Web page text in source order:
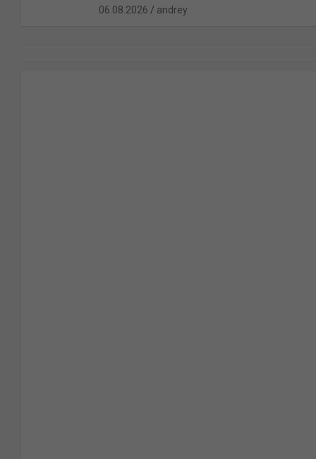
06.08.2026 andrey